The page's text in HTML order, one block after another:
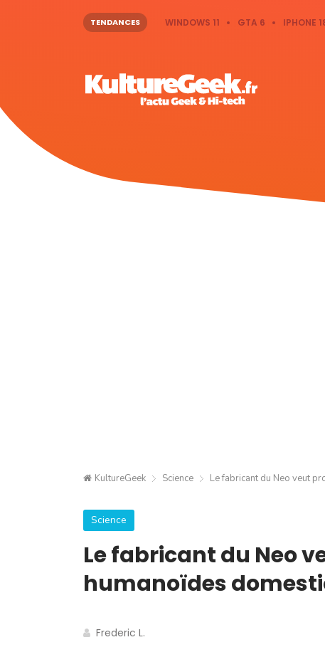
TENDANCES WINDOWS 11 GTA 6 IPHONE
KultureGeek Science Le fabricant du Neo veut
Science
Le fabricant du Neo
humanoïdes
Frederic L.